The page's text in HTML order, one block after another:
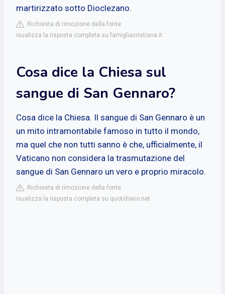
martirizzato sotto Dioclezano.
Richiesta di rimozione della fonte
isualizza la risposta completa su famigliacristiana.it
Cosa dice la Chiesa sul
sangue di San Gennaro?
Cosa dice la Chiesa. Il sangue di San Gennaro è un
un mito intramontabile famoso in tutto il mondo,
ma quel che non tutti sanno è che, ufficialmente, il
Vaticano non considera la trasmutazione del
sangue di San Gennaro un vero e proprio miracolo.
Richiesta di rimozione della fonte
isualizza la risposta completa su quotidiano.net